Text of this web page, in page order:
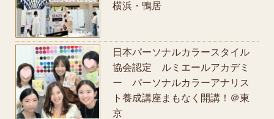
横浜・鴨居
日本パーソナルカラースタイル
協会認定 ルミエールアカデミ
ー パーソナルカラーアナリス
ト養成講座まもなく開講！＠東
京